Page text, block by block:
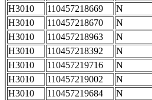
H3010
110457218669
N
H3010
110457218670
N
H3010
110457218963
N
H3010
110457218392
N
H3010
110457219716
N
H3010
110457219002
N
H3010
110457219684
N